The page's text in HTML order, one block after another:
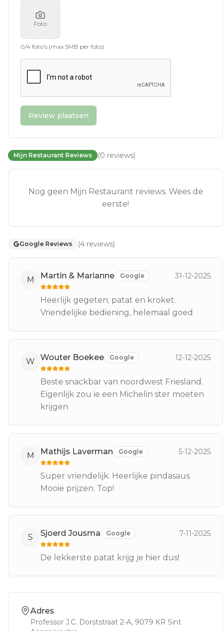
Foto
0/4 foto's (max 5MB per foto)
Review plaatsen
Mijn Restaurant Reviews (0 reviews)
Nog geen Mijn Restaurant reviews. Wees de
eerste!
Google Reviews (4 reviews)
M Martin & Marianne Google 31-12-2025
Heerlijk gegeten; patat en kroket.
Vriendelijke bediening, helemaal goed
W Wouter Boekee Google 12-12-2025
Beste snackbar van noordwest Friesland.
Eigenlijk zou ie een Michelin ster moeten
krijgen
M Mathijs Laverman Google 5-12-2025
Super vriendelijk. Heerlijke pindasaus.
Mooie prijzen. Top!
S Sjoerd Jousma Google 7-11-2025
De lekkerste patat krijg je hier dus!
Adres
Professor J.C. Dorststraat 2-A, 9079 KR Sint